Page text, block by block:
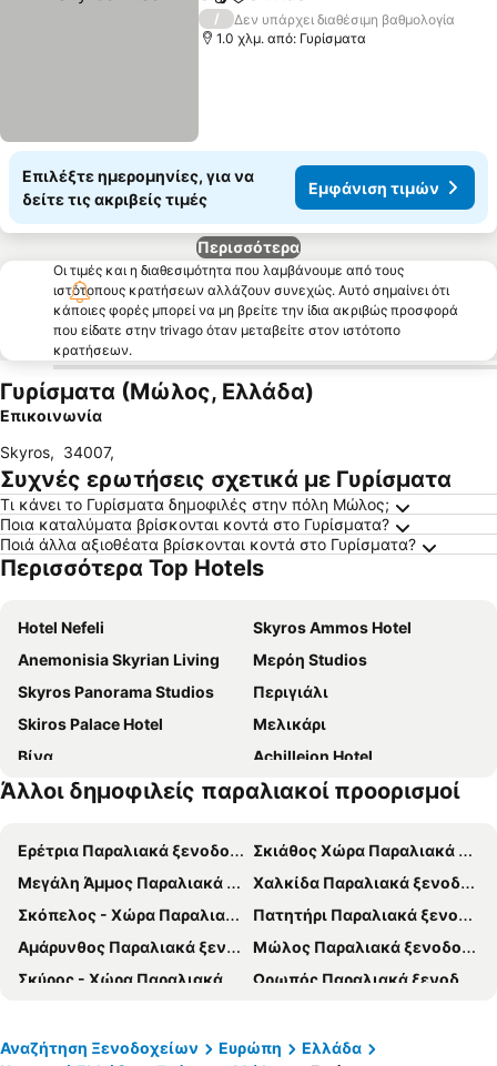
Προσθήκη στα αγαπημένα
/
Δεν υπάρχει διαθέσιμη βαθμολογία
1.0 χλμ. από: Γυρίσματα
Επιλέξτε ημερομηνίες, για να
δείτε τις ακριβείς τιμές
Εμφάνιση τιμών
Περισσότερα
Οι τιμές και η διαθεσιμότητα που λαμβάνουμε από τους
ιστότοπους κρατήσεων αλλάζουν συνεχώς. Αυτό σημαίνει ότι
κάποιες φορές μπορεί να μη βρείτε την ίδια ακριβώς προσφορά
που είδατε στην trivago όταν μεταβείτε στον ιστότοπο
κρατήσεων.
Γυρίσματα (Μώλος, Ελλάδα)
Επικοινωνία
Skyros, 34007,
Συχνές ερωτήσεις σχετικά με Γυρίσματα
Τι κάνει το Γυρίσματα δημοφιλές στην πόλη Μώλος;
Ποια καταλύματα βρίσκονται κοντά στο Γυρίσματα?
Ποιά άλλα αξιοθέατα βρίσκονται κοντά στο Γυρίσματα?
Περισσότερα Top Hotels
Hotel Nefeli
Skyros Ammos Hotel
Anemonisia Skyrian Living
Μερόη Studios
Skyros Panorama Studios
Περιγιάλι
Skiros Palace Hotel
Μελικάρι
Βίνα
Achilleion Hotel
Aelia Collection Suites - Adults Friendly
Hydroussa Skyros
Άλλοι δημοφιλείς παραλιακοί προορισμοί
Ερέτρια Παραλιακά ξενοδοχεία
Σκιάθος Χώρα Παραλιακά ξενοδοχεία
Μεγάλη Άμμος Παραλιακά ξενοδοχεία
Χαλκίδα Παραλιακά ξενοδοχεία
Σκόπελος - Χώρα Παραλιακά ξενοδοχεία
Πατητήρι Παραλιακά ξενοδοχεία
Αμάρυνθος Παραλιακά ξενοδοχεία
Μώλος Παραλιακά ξενοδοχεία
Σκύρος - Χώρα Παραλιακά ξενοδοχεία
Ωρωπός Παραλιακά ξενοδοχεία
Νέο Κλήμα Παραλιακά ξενοδοχεία
Αλιβέρι Παραλιακά ξενοδοχεία
Αναζήτηση Ξενοδοχείων Ευρώπη
Ελλάδα